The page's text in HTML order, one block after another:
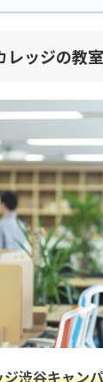
レッジの教
渋谷キャン